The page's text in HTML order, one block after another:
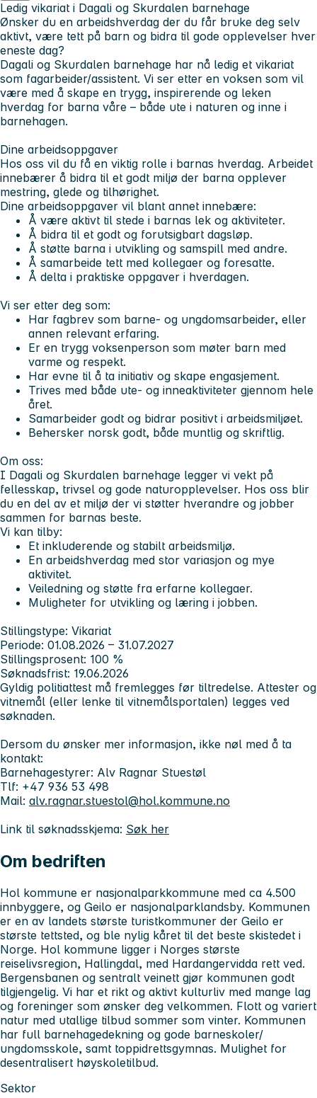
Ledig vikariat i Dagali og Skurdalen barnehage
Ønsker du en arbeidshverdag der du får bruke deg selv
aktivt, være tett på barn og bidra til gode opplevelser hver
eneste dag?
Dagali og Skurdalen barnehage har nå ledig et vikariat
som fagarbeider/assistent. Vi ser etter en voksen som vil
være med å skape en trygg, inspirerende og leken
hverdag for barna våre – både ute i naturen og inne i
barnehagen.
Dine arbeidsoppgaver
Hos oss vil du få en viktig rolle i barnas hverdag. Arbeidet
innebærer å bidra til et godt miljø der barna opplever
mestring, glede og tilhørighet.
Dine arbeidsoppgaver vil blant annet innebære:
Å være aktivt til stede i barnas lek og aktiviteter.
Å bidra til et godt og forutsigbart dagsløp.
Å støtte barna i utvikling og samspill med andre.
Å samarbeide tett med kollegaer og foresatte.
Å delta i praktiske oppgaver i hverdagen.
Vi ser etter deg som:
Har fagbrev som barne- og ungdomsarbeider, eller
annen relevant erfaring.
Er en trygg voksenperson som møter barn med
varme og respekt.
Har evne til å ta initiativ og skape engasjement.
Trives med både ute- og inneaktiviteter gjennom hele
året.
Samarbeider godt og bidrar positivt i arbeidsmiljøet.
Behersker norsk godt, både muntlig og skriftlig.
Om oss:
I Dagali og Skurdalen barnehage legger vi vekt på
fellesskap, trivsel og gode naturopplevelser. Hos oss blir
du en del av et miljø der vi støtter hverandre og jobber
sammen for barnas beste.
Vi kan tilby:
Et inkluderende og stabilt arbeidsmiljø.
En arbeidshverdag med stor variasjon og mye
aktivitet.
Veiledning og støtte fra erfarne kollegaer.
Muligheter for utvikling og læring i jobben.
Stillingstype: Vikariat
Periode: 01.08.2026 – 31.07.2027
Stillingsprosent: 100 %
Søknadsfrist: 19.06.2026
Gyldig politiattest må fremlegges før tiltredelse. Attester og
vitnemål (eller lenke til vitnemålsportalen) legges ved
søknaden.
Dersom du ønsker mer informasjon, ikke nøl med å ta
kontakt:
Barnehagestyrer: Alv Ragnar Stuestøl
Tlf: +47 936 53 498
Mail: alv.ragnar.stuestol@hol.kommune.no
Link til søknadsskjema: Søk her
Om bedriften
Hol kommune er nasjonalparkkommune med ca 4.500
innbyggere, og Geilo er nasjonalparklandsby. Kommunen
er en av landets største turistkommuner der Geilo er
største tettsted, og ble nylig kåret til det beste skistedet i
Norge. Hol kommune ligger i Norges største
reiselivsregion, Hallingdal, med Hardangervidda rett ved.
Bergensbanen og sentralt veinett gjør kommunen godt
tilgjengelig. Vi har et rikt og aktivt kulturliv med mange lag
og foreninger som ønsker deg velkommen. Flott og variert
natur med utallige tilbud sommer som vinter. Kommunen
har full barnehagedekning og gode barneskoler/
ungdomsskole, samt toppidrettsgymnas. Mulighet for
desentralisert høyskoletilbud.
Sektor